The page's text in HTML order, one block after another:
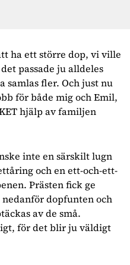
ha ett större dop, vi ville
passade ju alldeles
samlas fler. Och just nu
för både mig och Emil,
hjälp av familjen
inte en särskilt lugn
och en ett-och-ett-
Prästen fick ge
dopfunten och
av de små.
för det blir ju väldigt